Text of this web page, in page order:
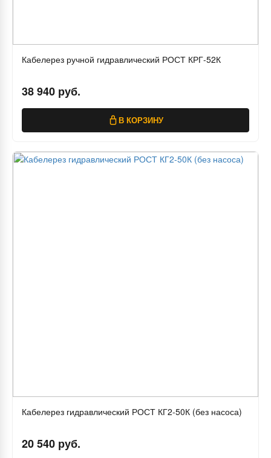
Кабелерез ручной гидравлический РОСТ КРГ-52К
38 940 руб.
В КОРЗИНУ
Кабелерез гидравлический РОСТ КГ2-50К (без насоса)
20 540 руб.